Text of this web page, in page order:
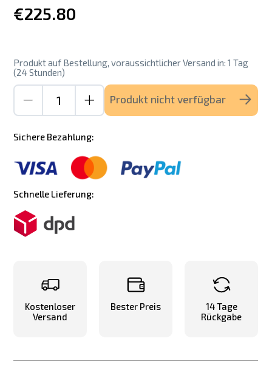
€225.80
Produkt auf Bestellung, voraussichtlicher Versand in: 1 Tag
(24 Stunden)
Produkt nicht verfügbar
Sichere Bezahlung:
Schnelle Lieferung:
Kostenloser
Versand
Bester Preis
14 Tage
Rückgabe